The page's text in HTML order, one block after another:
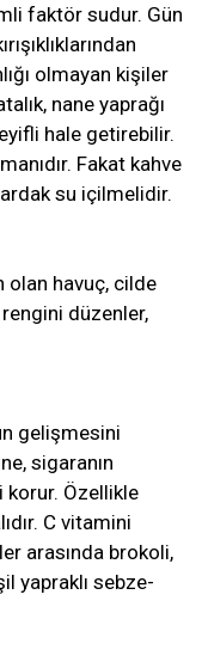
faktör sudur. Gün
olmayan kişiler
nane yaprağı
hale getirebilir.
Fakat kahve
su içilmelidir.
olan havuç, cilde
düzenler,
gelişmesini
sigaranın
korur. Özellikle
C vitamini
arasında brokoli,
yapraklı sebze-